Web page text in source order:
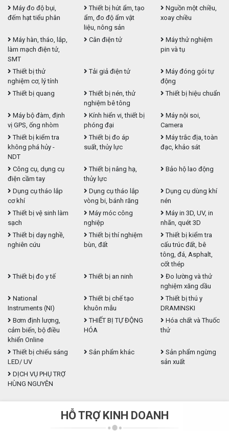
Máy đo độ bụi,
đếm hạt tiểu phân
Thiết bị hút ẩm, tạo
ẩm, đo độ ẩm vật
liệu, nông sản
Nguồn một chiều,
xoay chiều
Máy hàn, tháo, lắp,
làm mạch điện tử,
SMT
Cân điện tử
Máy thử nghiệm
pin và tụ
Thiết bị thử
nghiệm cơ, lý tính
Tải giả điện tử
Máy đóng gói tự
động
Thiết bị quang
Thiết bị nén, thử
nghiệm bê tông
Thiết bị hiệu chuẩn
Máy bộ đàm, định
vị GPS, ống nhòm
Kính hiển vi, thiết bị
phóng đại
Máy nội soi,
Camera
Thiết bị kiểm tra
không phá hủy -
NDT
Thiết bị đo áp
suất, thủy lực
Máy trắc địa, toàn
đạc, khảo sát
Công cụ, dụng cụ
điện cầm tay
Thiết bị nâng hạ,
thủy lực
Bảo hộ lao động
Dụng cụ tháo lắp
cơ khí
Dụng cụ tháo lắp
vòng bi, bánh răng
Dụng cụ dùng khí
nén
Thiết bị vệ sinh làm
sạch
Máy móc công
nghiệp
Máy in 3D, UV, in
nhãn, quét 3D
Thiết bị dạy nghề,
nghiên cứu
Thiết bị thí nghiệm
bùn, đất
Thiết bị kiểm tra
cấu trúc đất, bê
tông, đá, Asphalt,
cốt thép
Thiết bị đo y tế
Thiết bị an ninh
Đo lường và thử
nghiệm xăng dầu
National
Instruments (NI)
Thiết bị chế tạo
khuôn mẫu
Thiết bị thú y
DRAMINSKI
Bơm định lượng,
cảm biến, bộ điều
khiển Online
THIẾT BỊ TỰ ĐỘNG
HÓA
Hóa chất và Thuốc
thử
Thiết bị chiếu sáng
LED/ UV
Sản phẩm khác
Sản phẩm ngừng
sản xuất
DỊCH VỤ PHỤ TRỢ
HÙNG NGUYÊN
HỖ TRỢ KINH DOANH